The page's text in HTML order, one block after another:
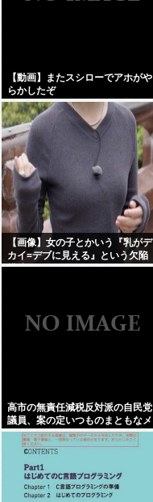
【動画】またスシローでアホがや
らかしたぞ
【画像】女の子とかいう『乳がデ
カイ=デブに見える』という欠陥
構造www
高市の無責任減税反対派の自民党
議員、案の定いつものまともなメ
ンツだったwww